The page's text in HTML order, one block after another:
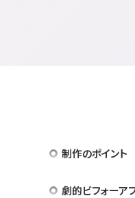
制作のポイント
劇的ビフォーア